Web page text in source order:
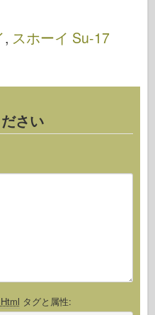
, スホーイ Su-17
さい
Html タグと属性: